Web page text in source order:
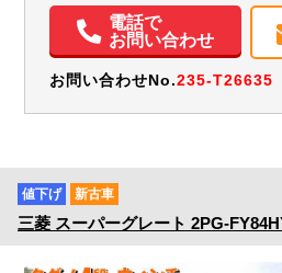
電話で
お問い合わせ
お問い合わせNo.235-T26635
値下げ 新古車
三菱 スーパーグレート 2PG-